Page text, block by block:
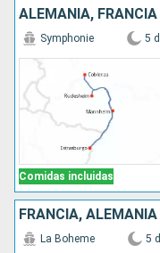
ALEMANIA, FRANCIA
Comidas incluidas
Symphonie 5 d
FRANCIA, ALEMANIA
La Boheme 5 d